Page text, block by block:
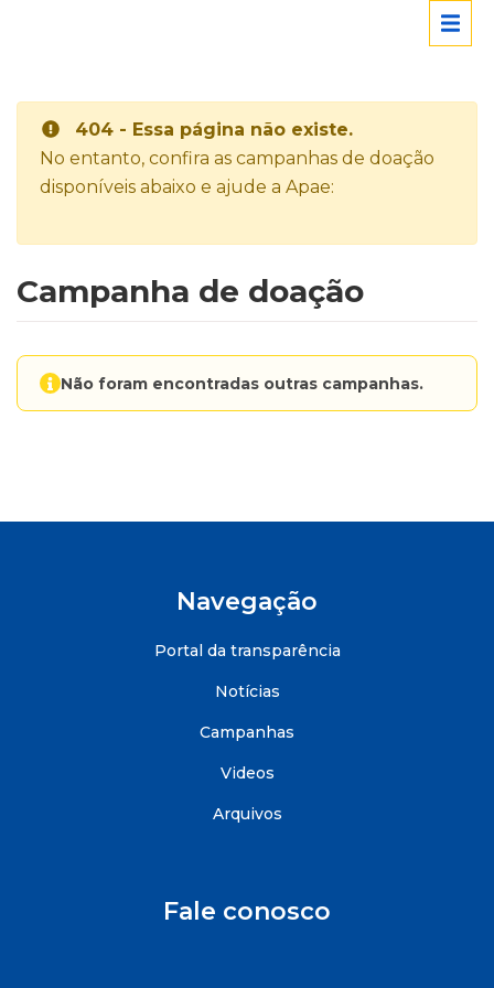
404 - Essa página não existe.
No entanto, confira as campanhas de doação
disponíveis abaixo e ajude a Apae:
Campanha de doação
Não foram encontradas outras campanhas.
Navegação
Portal da transparência
Notícias
Campanhas
Videos
Arquivos
Fale conosco